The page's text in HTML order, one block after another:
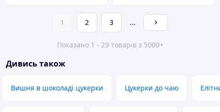
1 2 3 ...
Показано 1 - 29 товарів з 5000+
Дивись також
Вишня в шоколаді цукерки Цукерки до чаю